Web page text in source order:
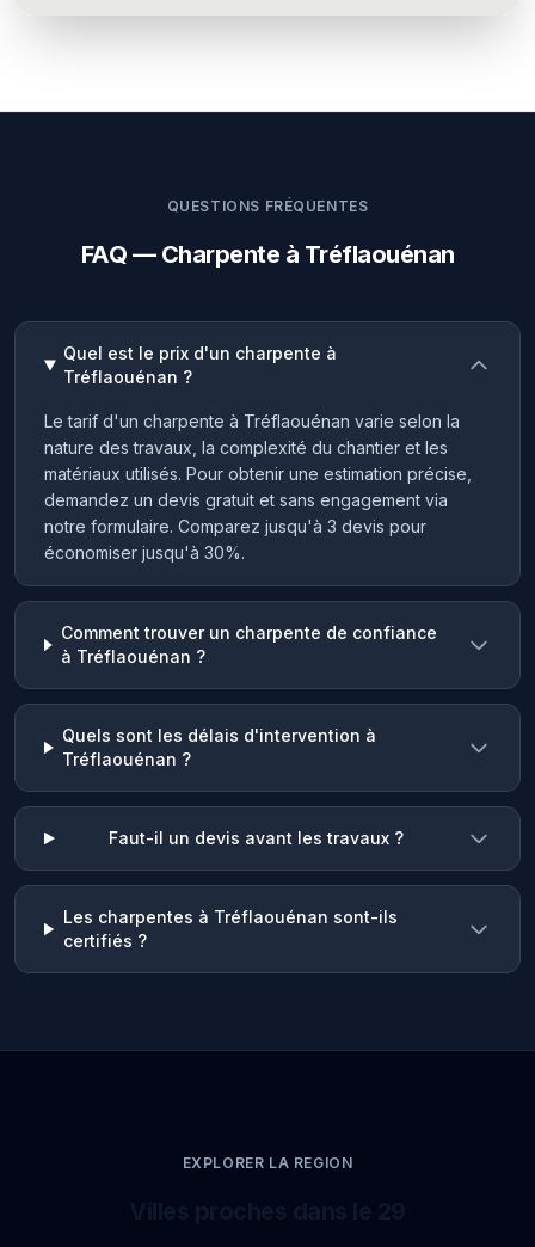
QUESTIONS FRÉQUENTES
FAQ — Charpente à Tréflaouénan
Quel est le prix d'un charpente à
Tréflaouénan ?
Le tarif d'un charpente à Tréflaouénan varie selon la
nature des travaux, la complexité du chantier et les
matériaux utilisés. Pour obtenir une estimation précise,
demandez un devis gratuit et sans engagement via
notre formulaire. Comparez jusqu'à 3 devis pour
économiser jusqu'à 30%.
Comment trouver un charpente de confiance
à Tréflaouénan ?
Quels sont les délais d'intervention à
Tréflaouénan ?
Faut-il un devis avant les travaux ?
Les charpentes à Tréflaouénan sont-ils
certifiés ?
EXPLORER LA REGION